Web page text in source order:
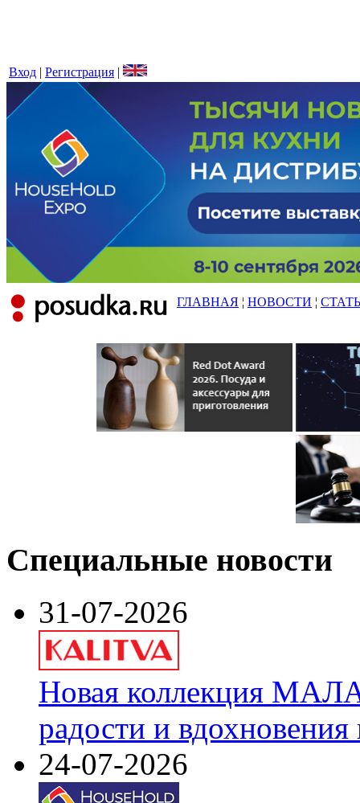
Вход | Регистрация |
ГЛАВНАЯ ¦ НОВОСТИ ¦
Специальные новости
31-07-2026
Новая коллекция
радости и
24-07-2026